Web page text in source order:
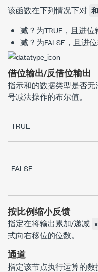
该函数在下列情况下对 和
减？ 为TRUE，且进位
减？ 为FALSE，且进
借位输出/反借位输出
指示和的数据类型是否
号减法操作的布尔值。
TRUE
FALSE
按比例缩小反馈
指定在将输出累加/递减 x
式向右移位的位数。
通道
指定该节点执行运算的数